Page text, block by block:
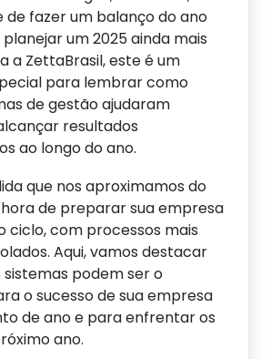
de fazer um balanço do ano
um 2025 ainda mais
a ZettaBrasil, este é um
para lembrar como
de gestão ajudaram
resultados
ao longo do ano.
que nos aproximamos do
de preparar sua empresa
ciclo, com processos mais
Aqui, vamos destacar
podem ser o
o sucesso de sua empresa
de ano e para enfrentar os
ano.